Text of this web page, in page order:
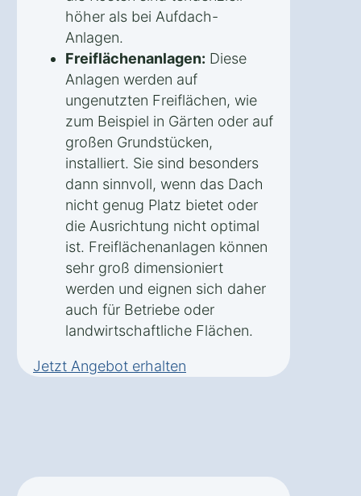
höher als bei Aufdach-
Anlagen.
Freiflächenanlagen: Diese
Anlagen werden auf
ungenutzten Freiflächen, wie
zum Beispiel in Gärten oder auf
großen Grundstücken,
installiert. Sie sind besonders
dann sinnvoll, wenn das Dach
nicht genug Platz bietet oder
die Ausrichtung nicht optimal
ist. Freiflächenanlagen können
sehr groß dimensioniert
werden und eignen sich daher
auch für Betriebe oder
landwirtschaftliche Flächen.
Jetzt Angebot erhalten